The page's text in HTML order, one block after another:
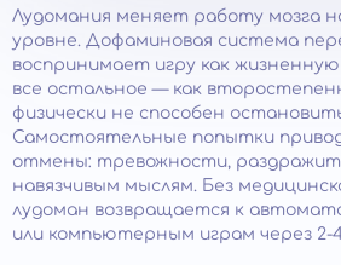
Лудомания меняет работу мозга
уровне. Дофаминовая система
воспринимает игру как
все остальное — как
физически не способен
Самостоятельные попытки
отмены: тревожности,
навязчивым мыслям. Без
лудоман возвращается к
или компьютерным играм через 2-